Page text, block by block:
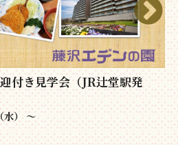
付き見学会（JR辻堂駅発
） 〜